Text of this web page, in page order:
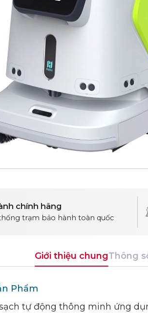
chính hãng
trạm bảo hành toàn quốc
Giới thiệu chungThông
Phẩm
tự động thông minh ứng